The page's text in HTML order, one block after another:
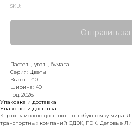
SKU:
Отправить
Пастель, уголь, бумага
Серия: Цветы
Высота: 40
Ширина: 40
Год: 2026
Упаковка и доставка
Упаковка и доставка
Картину можно доставить в любую точку мира. Я
транспортных компаний СДЭК, ПЭК, Деловые